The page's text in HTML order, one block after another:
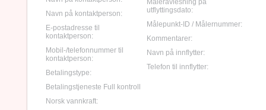
Navn på kontaktperson:
E-postadresse til
kontaktperson:
Mobil-/telefonnummer til
kontaktperson:
Betalingstype:
Betalingstjeneste Full kontroll
Norsk vannkraft:
Måleravlesning på
utflyttingsdato:
Målepunkt-ID / Målernummer:
Kommentarer:
Navn på innflytter:
Telefon til innflytter: